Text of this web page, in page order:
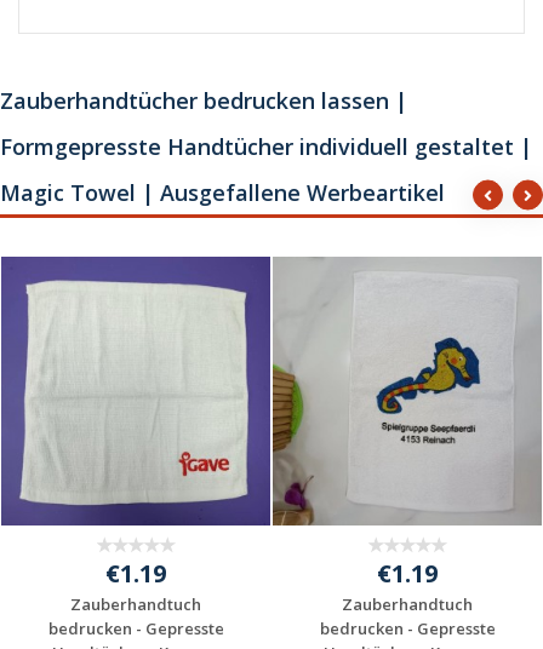
Zauberhandtücher bedrucken lassen |
Formgepresste Handtücher individuell gestaltet |
Magic Towel | Ausgefallene Werbeartikel
€1.19
Zauberhandtuch
bedrucken - Gepresste
€1.19
Zauberhandtuch
bedrucken - Gepresste